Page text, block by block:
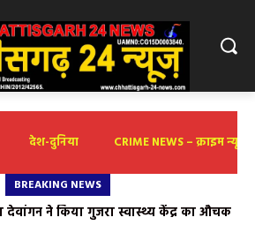
देश-दुनिया CRIME NEWS – क्राइम न्यूज़
BREAKING NEWS
हैरी जोसेफ को जन्मदिन पर दी शुभकामनाएं